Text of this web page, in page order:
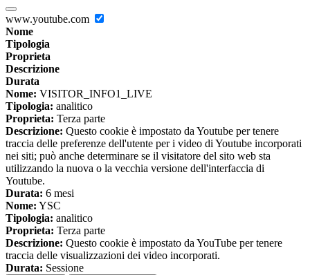
www.youtube.com
Nome
Tipologia
Proprieta
Descrizione
Durata
Nome: VISITOR_INFO1_LIVE
Tipologia: analitico
Proprieta: Terza parte
Descrizione: Questo cookie è impostato da Youtube per tenere
traccia delle preferenze dell'utente per i video di Youtube incorporati
nei siti; può anche determinare se il visitatore del sito web sta
utilizzando la nuova o la vecchia versione dell'interfaccia di
Youtube.
Durata: 6 mesi
Nome: YSC
Tipologia: analitico
Proprieta: Terza parte
Descrizione: Questo cookie è impostato da YouTube per tenere
traccia delle visualizzazioni dei video incorporati.
Durata: Sessione